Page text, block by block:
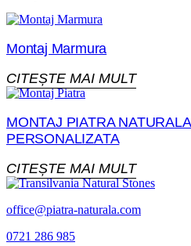
Montaj Marmura
CITEȘTE MAI MULT
MONTAJ PIATRA
PERSONALIZATA
CITEȘTE MAI MULT
office@piatra-naturala.com
0721 286 985